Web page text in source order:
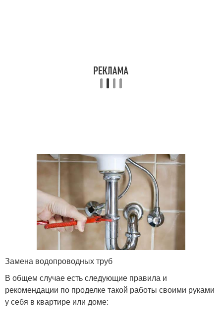
Замена водопроводных труб
В общем случае есть следующие правила и
рекомендации по проделке такой работы своими руками
у себя в квартире или доме: